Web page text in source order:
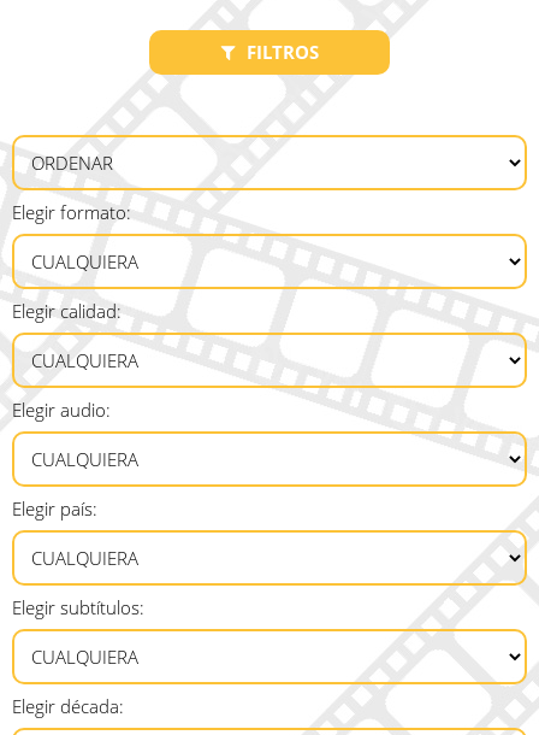
FILTROS
Elegir formato:
Elegir calidad:
Elegir audio:
Elegir país:
Elegir subtítulos:
Elegir década: